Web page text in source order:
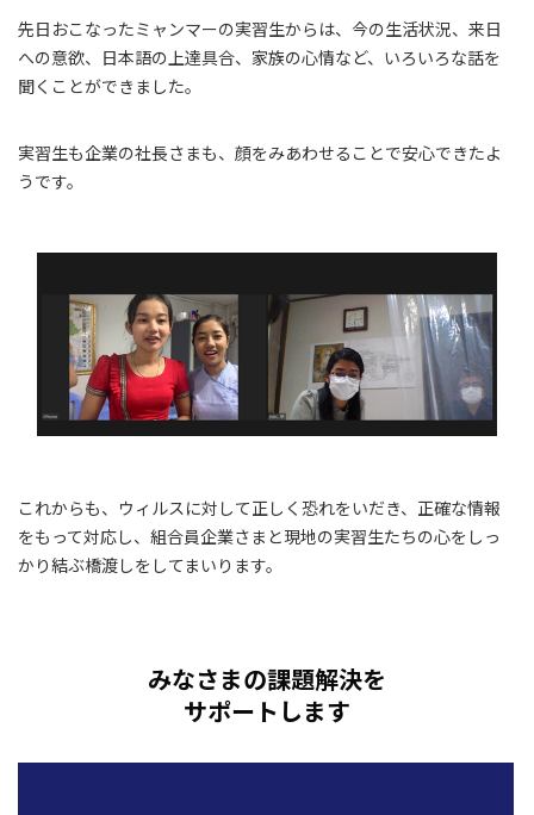
先日おこなったミャンマーの実習生からは、今の生活状況、来日
への意欲、日本語の上達具合、家族の心情など、いろいろな話を
聞くことができました。
実習生も企業の社長さまも、顔をみあわせることで安心できたよ
うです。
これからも、ウィルスに対して正しく恐れをいだき、正確な情報
をもって対応し、組合員企業さまと現地の実習生たちの心をしっ
かり結ぶ橋渡しをしてまいります。
みなさまの課題解決を
サポートします